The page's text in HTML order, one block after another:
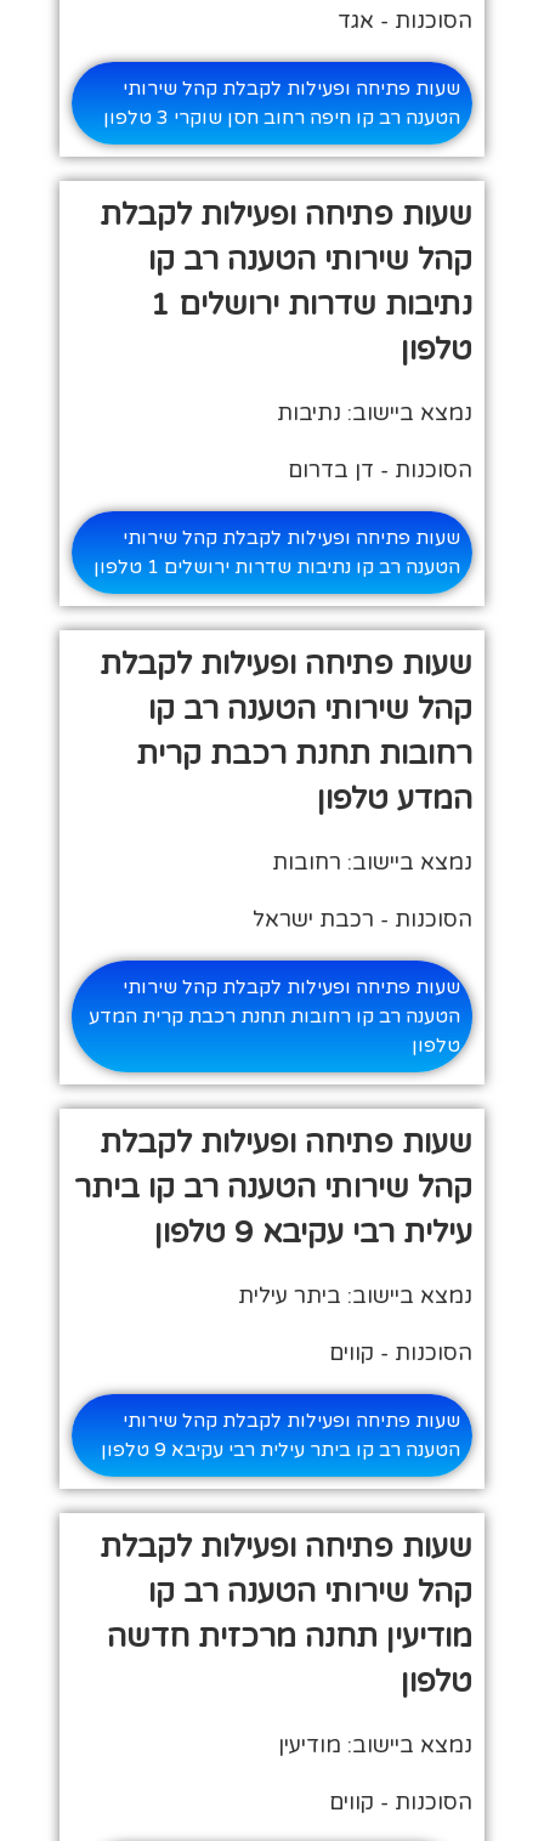
הסוכנות - אגד
שעות פתיחה ופעילות לקבלת קהל שירותי
הטענה רב קו חיפה רחוב חסן שוקרי 3 טלפון
שעות פתיחה ופעילות לקבלת
קהל שירותי הטענה רב קו
נתיבות שדרות ירושלים 1
טלפון
נמצא ביישוב: נתיבות
הסוכנות - דן בדרום
שעות פתיחה ופעילות לקבלת קהל שירותי
הטענה רב קו נתיבות שדרות ירושלים 1 טלפון
שעות פתיחה ופעילות לקבלת
קהל שירותי הטענה רב קו
רחובות תחנת רכבת קרית
המדע טלפון
נמצא ביישוב: רחובות
הסוכנות - רכבת ישראל
שעות פתיחה ופעילות לקבלת קהל שירותי
הטענה רב קו רחובות תחנת רכבת קרית המדע
טלפון
שעות פתיחה ופעילות לקבלת
קהל שירותי הטענה רב קו ביתר
עילית רבי עקיבא 9 טלפון
נמצא ביישוב: ביתר עילית
הסוכנות - קווים
שעות פתיחה ופעילות לקבלת קהל שירותי
הטענה רב קו ביתר עילית רבי עקיבא 9 טלפון
שעות פתיחה ופעילות לקבלת
קהל שירותי הטענה רב קו
מודיעין תחנה מרכזית חדשה
טלפון
נמצא ביישוב: מודיעין
הסוכנות - קווים